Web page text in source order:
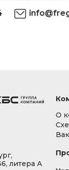
литера А
О